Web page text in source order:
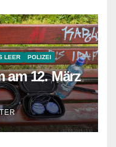
LEER POLIZEI
am 12. März